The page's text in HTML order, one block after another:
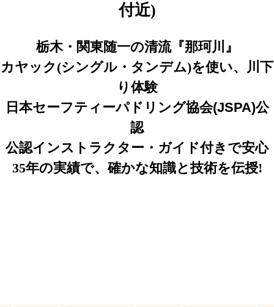
付近)
栃木・​​​​​​​関東随一の清流『那珂川』
​​​​​​​カヤック(シングル・タンデム)を使い、川下
り体験
日本セーフティーパドリング協会(JSPA)公
認
​​​​​​​​​​​​​​公認インストラクター・ガイド付きで安心
​​​​​​​35年の実績で、確かな知識と技術を伝授!